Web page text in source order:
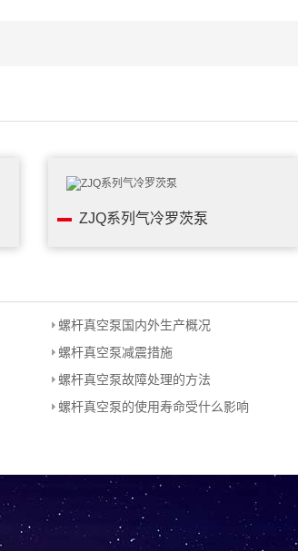
ZJQ系列气冷罗茨泵
螺杆真空泵国内外生产概况
螺杆真空泵减震措施
螺杆真空泵故障处理的方法
螺杆真空泵的使用寿命受什么影响